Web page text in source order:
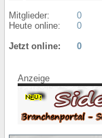
Mitglieder:
Heute online:
0
0
Jetzt online:
0
Anzeige